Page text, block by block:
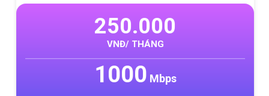
250.000
VNĐ/ THÁNG
1000Mbps